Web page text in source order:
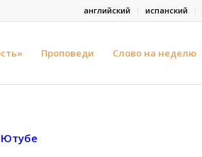
английский испанский
Проповеди Слово на неделю